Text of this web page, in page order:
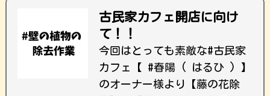
古民家カフェ開店に向け
て！！
今回はとっても素敵な#古民家
カフェ【 #春陽 ( はるひ ) 】
のオーナー様より【藤の花除